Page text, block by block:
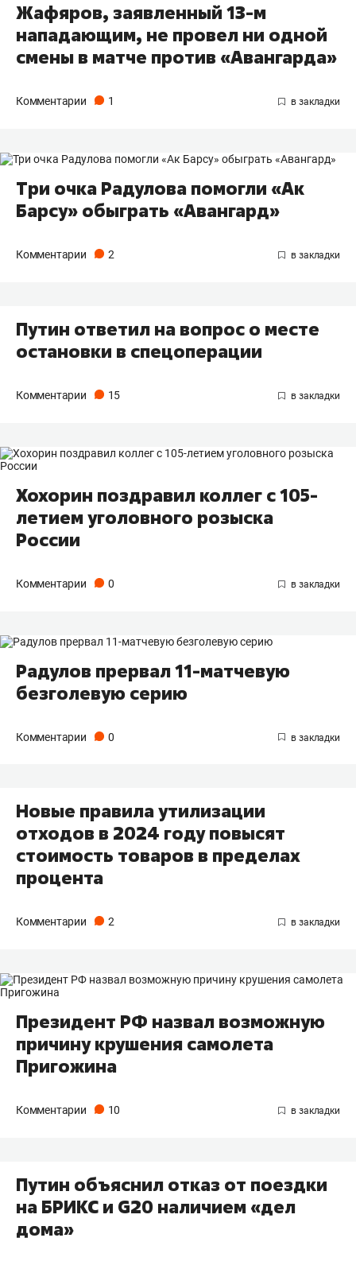
Жафяров, заявленный 13-м
нападающим, не провел ни одной
смены в матче против «Авангарда»
Комментарии 1
Три очка Радулова помогли «Ак
Барсу» обыграть «Авангард»
Комментарии 2
Путин ответил на вопрос о месте
остановки в спецоперации
Комментарии 15
Хохорин поздравил коллег с 105-
летием уголовного розыска
России
Комментарии 0
Радулов прервал 11-матчевую
безголевую серию
Комментарии 0
Новые правила утилизации
отходов в 2024 году повысят
стоимость товаров в пределах
процента
Комментарии 2
Президент РФ назвал возможную
причину крушения самолета
Пригожина
Комментарии 10
Путин объяснил отказ от поездки
на БРИКС и G20 наличием «дел
дома»